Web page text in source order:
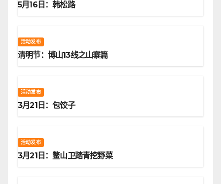
5月16日：韩松路
活动发布
清明节：博山13线之山寨篇
活动发布
3月21日：包饺子
活动发布
3月21日：鳌山卫踏青挖野菜